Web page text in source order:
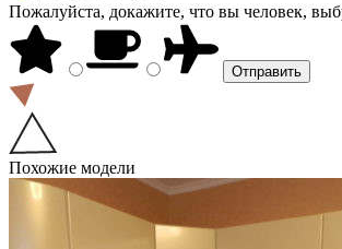
Пожалуйста, докажите, что вы человек,
Похожие модели